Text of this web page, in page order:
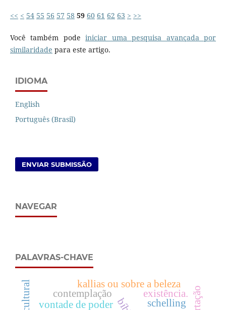
<< < 54 55 56 57 58 59 60 61 62 63 > >>
Você também podeiniciar uma pesquisa avançada por
similaridade para este artigo.
IDIOMA
English
Português (Brasil)
ENVIAR SUBMISSÃO
NAVEGAR
PALAVRAS-CHAVE
vontade de poder
schelling
existência.
kallias ou sobre a beleza
contemplação